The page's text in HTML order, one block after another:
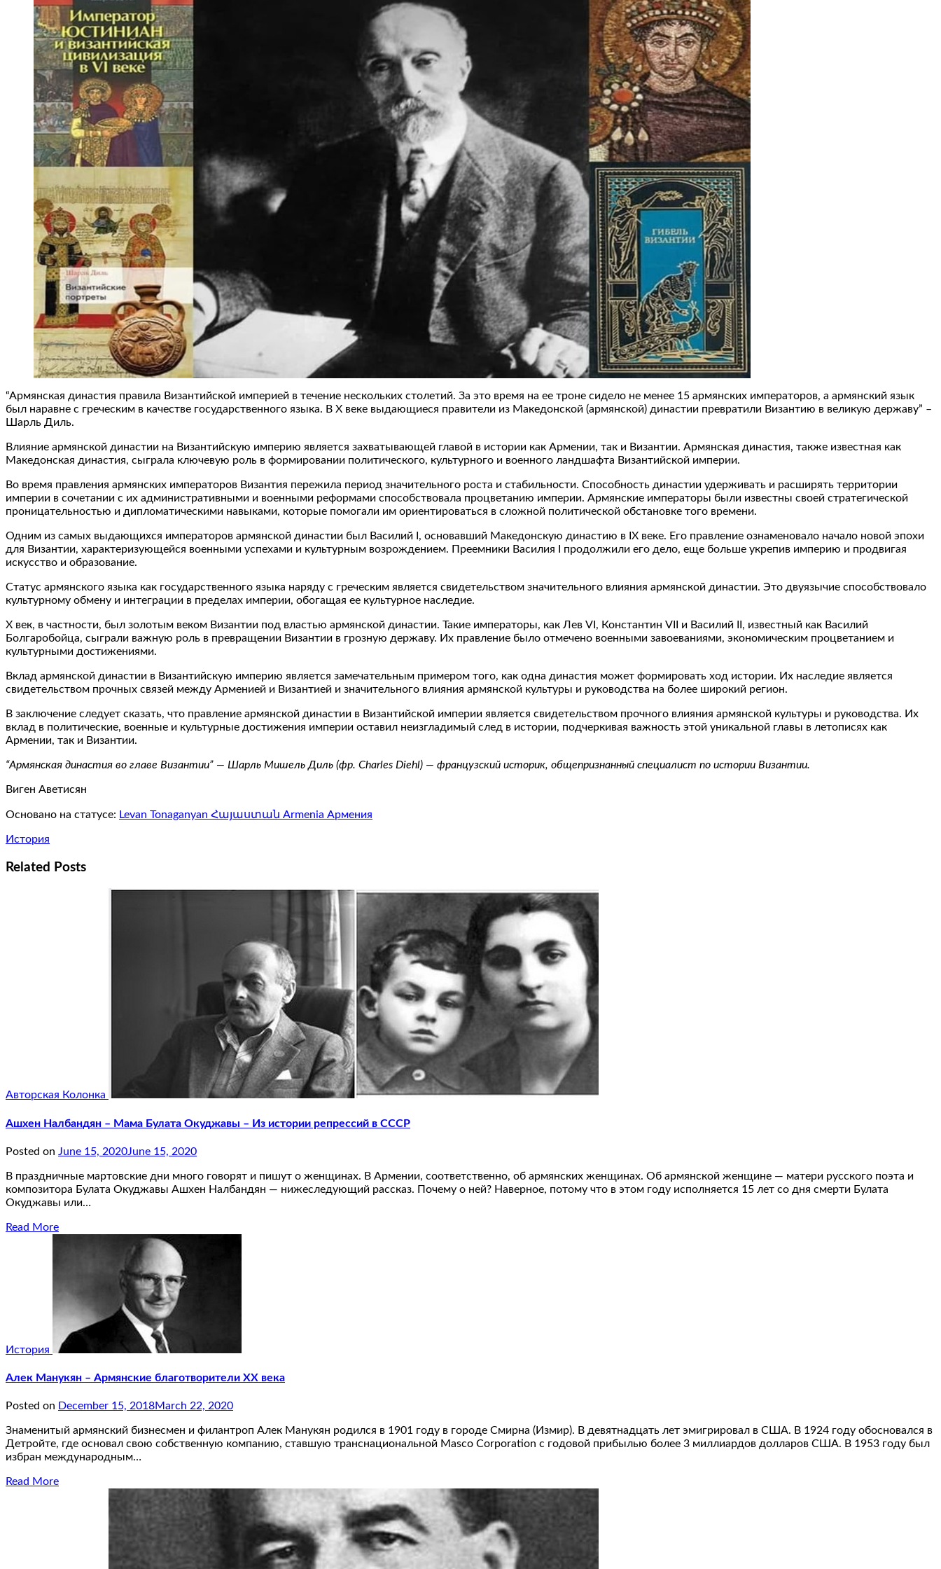
“Армянская династия правила Византийской империей в течение нескольких столетий. За это время на ее троне сидело не менее 15 армянских императоров, а армянский язык
был наравне с греческим в качестве государственного языка. В X веке выдающиеся правители из Македонской (армянской) династии превратили Византию в великую державу” –
Шарль Диль.
Влияние армянской династии на Византийскую империю является захватывающей главой в истории как Армении, так и Византии. Армянская династия, также известная как
Македонская династия, сыграла ключевую роль в формировании политического, культурного и военного ландшафта Византийской империи.
Во время правления армянских императоров Византия пережила период значительного роста и стабильности. Способность династии удерживать и расширять территории
империи в сочетании с их административными и военными реформами способствовала процветанию империи. Армянские императоры были известны своей стратегической
проницательностью и дипломатическими навыками, которые помогали им ориентироваться в сложной политической обстановке того времени.
Одним из самых выдающихся императоров армянской династии был Василий I, основавший Македонскую династию в IX веке. Его правление ознаменовало начало новой эпохи
для Византии, характеризующейся военными успехами и культурным возрождением. Преемники Василия I продолжили его дело, еще больше укрепив империю и продвигая
искусство и образование.
Статус армянского языка как государственного языка наряду с греческим является свидетельством значительного влияния армянской династии. Это двуязычие способствовало
культурному обмену и интеграции в пределах империи, обогащая ее культурное наследие.
X век, в частности, был золотым веком Византии под властью армянской династии. Такие императоры, как Лев VI, Константин VII и Василий II, известный как Василий
Болгаробойца, сыграли важную роль в превращении Византии в грозную державу. Их правление было отмечено военными завоеваниями, экономическим процветанием и
культурными достижениями.
Вклад армянской династии в Византийскую империю является замечательным примером того, как одна династия может формировать ход истории. Их наследие является
свидетельством прочных связей между Арменией и Византией и значительного влияния армянской культуры и руководства на более широкий регион.
В заключение следует сказать, что правление армянской династии в Византийской империи является свидетельством прочного влияния армянской культуры и руководства. Их
вклад в политические, военные и культурные достижения империи оставил неизгладимый след в истории, подчеркивая важность этой уникальной главы в летописях как
Армении, так и Византии.
“Армянская династия во главе Византии” — Шарль Мишель Диль (фр. Charles Diehl) — французский историк, общепризнанный специалист по истории Византии.
Виген Аветисян
Основано на статусе: Levan Tonaganyan Հայաստան Armenia Армения
История
Related Posts
Авторская Колонка
Ашхен Налбандян – Мама Булата Окуджавы – Из истории репрессий в СССР
Posted on June 15, 2020June 15, 2020
В праздничные мартовские дни много говорят и пишут о женщинах. В Армении, соответственно, об армянских женщинах. Об армянской женщине — матери русского поэта и
композитора Булата Окуджавы Ашхен Налбандян — нижеследующий рассказ. Почему о ней? Наверное, потому что в этом году исполняется 15 лет со дня смерти Булата
Окуджавы или…
Read More
История
Алек Манукян – Армянские благотворители XX века
Posted on December 15, 2018March 22, 2020
Знаменитый армянский бизнесмен и филантроп Алек Манукян родился в 1901 году в городе Смирна (Измир). В девятнадцать лет эмигрировал в США. В 1924 году обосновался в
Детройте, где основал свою собственную компанию, ставшую транснациональной Masco Corporation с годовой прибылью более 3 миллиардов долларов США. В 1953 году был
избран международным…
Read More